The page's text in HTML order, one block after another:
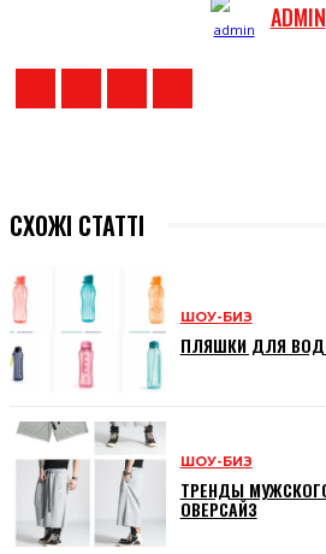
ADMIN
СХОЖІ СТАТТІ
ШОУ-БИЗ
ПЛЯШКИ ДЛЯ
ШОУ-БИЗ
ТРЕНДЫ
ОВЕРСАЙЗ